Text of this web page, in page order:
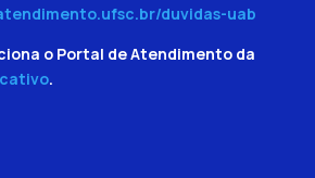
duvidas-uab
o Portal de Atendimento da
.